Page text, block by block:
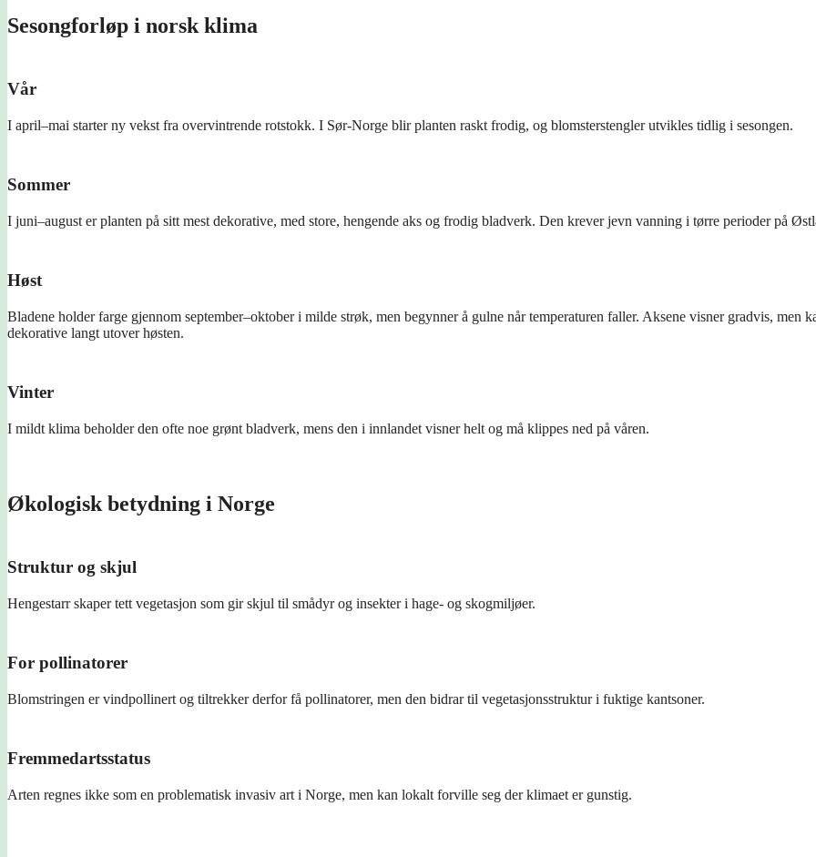
Sesongforløp i norsk klima
Vår
I april–mai starter ny vekst fra overvintrende rotstokk. I Sør-Norge blir planten raskt frodig, og blomsterstengler utvikles tidlig i sesongen.
Sommer
I juni–august er planten på sitt mest dekorative, med store, hengende aks og frodig bladverk. Den krever jevn vanning i tørre perioder på
Høst
Bladene holder farge gjennom september–oktober i milde strøk, men begynner å gulne når temperaturen faller. Aksene visner gradvis, men
dekorative langt utover høsten.
Vinter
I mildt klima beholder den ofte noe grønt bladverk, mens den i innlandet visner helt og må klippes ned på våren.
Økologisk betydning i Norge
Struktur og skjul
Hengestarr skaper tett vegetasjon som gir skjul til smådyr og insekter i hage- og skogmiljøer.
For pollinatorer
Blomstringen er vindpollinert og tiltrekker derfor få pollinatorer, men den bidrar til vegetasjonsstruktur i fuktige kantsoner.
Fremmedartsstatus
Arten regnes ikke som en problematisk invasiv art i Norge, men kan lokalt forville seg der klimaet er gunstig.